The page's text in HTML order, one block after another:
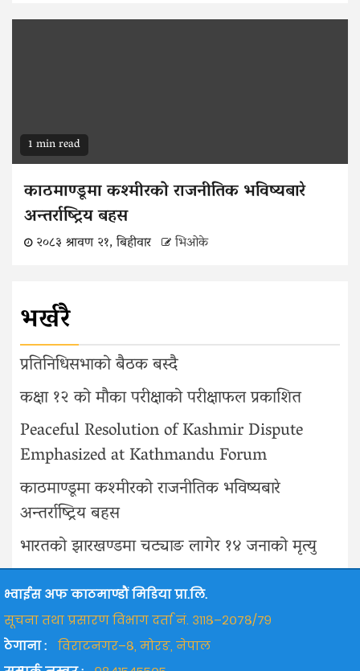
1 min read
काठमाण्डूमा कश्मीरको राजनीतिक भविष्यबारे
अन्तर्राष्ट्रिय बहस
२०८३ श्रावण २१, बिहीवार भिओके
भर्खरै
प्रतिनिधिसभाको बैठक बस्दै
कक्षा १२ को मौका परीक्षाको परीक्षाफल प्रकाशित
Peaceful Resolution of Kashmir Dispute
Emphasized at Kathmandu Forum
काठमाण्डूमा कश्मीरको राजनीतिक भविष्यबारे
अन्तर्राष्ट्रिय बहस
भारतको झारखण्डमा चट्याङ लागेर १४ जनाको मृत्यु
भ्वाईस अफ काठमाण्डौं मिडिया प्रा.लि.
सूचना तथा प्रसारण विभाग दर्ता नं. ३११८–२०७८/७९
ठेगाना :
विराटनगर–८, मोरङ, नेपाल